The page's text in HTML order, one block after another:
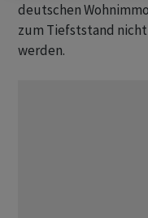
deutschen
zum Tiefststand
werden.